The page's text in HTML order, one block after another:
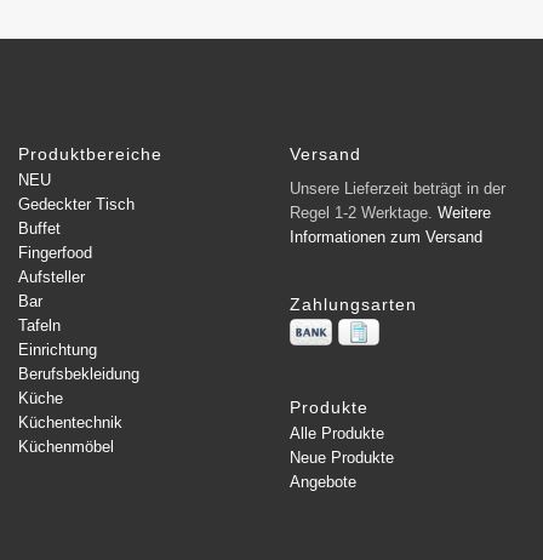
Produktbereiche
NEU
Gedeckter Tisch
Buffet
Fingerfood
Aufsteller
Bar
Tafeln
Einrichtung
Berufsbekleidung
Küche
Küchentechnik
Küchenmöbel
Versand
Unsere Lieferzeit beträgt in der
Regel 1-2 Werktage. Weitere
Informationen zum Versand
Zahlungsarten
Produkte
Alle Produkte
Neue Produkte
Angebote